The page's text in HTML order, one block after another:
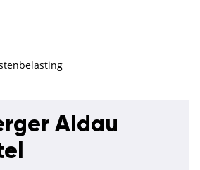
Aldau